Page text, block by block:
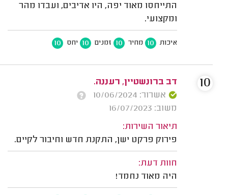
התייחסו מאוד יפה, היו אדיבים, ועבדו מהר
ומקצועי.
איכות 10 מחיר 10 זמנים 10 יחס 10
דב ברונשטיין, רעננה.
אשרור: 10/06/2024
משוב: 16/07/2023
תיאור השירות:
פירוק פרקט ישן, התקנת חדש וחיבור לקיים.
חוות דעת:
היה מאוד נחמד!
10